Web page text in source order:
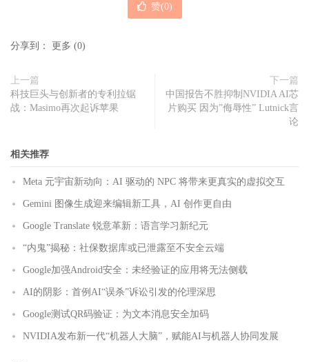
赞(0)
分享到： 更多 (0)
上一篇
科技巨头与创新者的专利拉锯
战：Masimo再次起诉苹果
下一篇
中国报告不胜抑制NVIDIA AI芯
片购买 因为”侮辱性” Lutnick言
论
相关推荐
Meta 元宇宙新动向：AI 驱动的 NPC 将带来更真实的虚拟交互
Gemini 图像生成迎来编辑新工具，AI 创作更自由
Google Translate 锐意革新：语言学习新纪元
“内鬼”揭秘：社保数据库或已泄露至不安全云端
Google加强Android安全：未经验证的应用将无法侧载
AI的阴影：首例AI“误杀”诉讼引发的伦理深思
Google测试QR码验证：为文本消息安全加码
NVIDIA发布新一代“机器人大脑”，赋能AI与机器人协同发展